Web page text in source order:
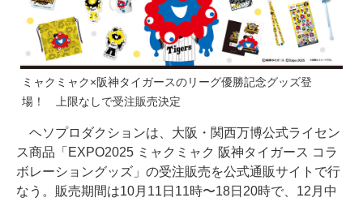
ミャクミャク×阪神タイガースのリーグ優勝記念グッズ登
場！ 上限なしで受注販売決定
ヘソプロダクションは、大阪・関西万博公式ライセン
ス商品「EXPO2025 ミャクミャク 阪神タイガース コラ
ボレーショングッズ」の受注販売を公式通販サイトで行
なう。販売期間は10月11日11時〜18日20時で、12月中